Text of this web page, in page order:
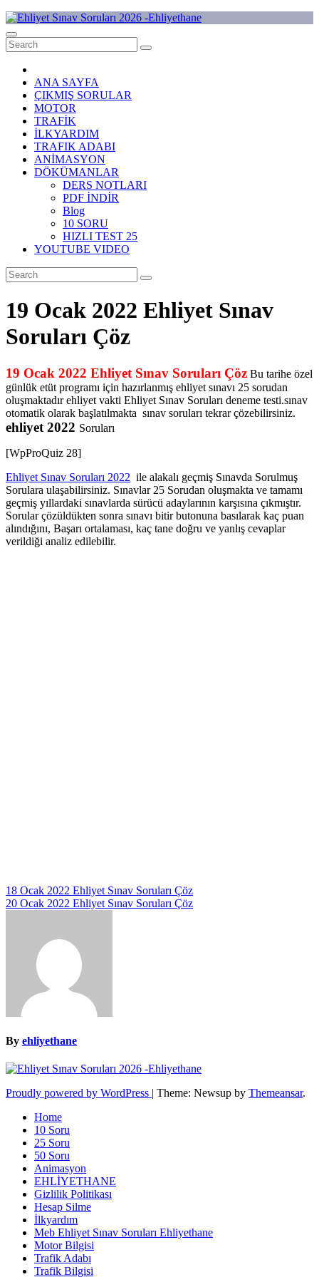
Skip
to
content
Ehliyet Sınav Soruları 2026 -Ehliyethane
ANA SAYFA
ÇIKMIŞ SORULAR
MOTOR
TRAFİK
İLKYARDIM
TRAFIK ADABI
ANİMASYON
DÖKÜMANLAR
DERS NOTLARI
PDF İNDİR
Blog
10 SORU
HIZLI TEST 25
YOUTUBE VIDEO
19 Ocak 2022 Ehliyet Sınav
Soruları Çöz
19 Ocak 2022 Ehliyet Sınav Soruları Çöz Bu tarihe özel
günlük etüt programı için hazırlanmış ehliyet sınavı 25 sorudan
oluşmaktadır ehliyet vakti Ehliyet Sınav Soruları deneme testi.sınav
otomatik olarak başlatılmakta sınav soruları tekrar çözebilirsiniz.
ehliyet 2022 Soruları
[WpProQuiz 28]
Ehliyet Sınav Soruları 2022 ile alakalı geçmiş Sınavda Sorulmuş
Sorulara ulaşabilirsiniz. Sınavlar 25 Sorudan oluşmakta ve tamamı
geçmiş yıllardaki sınavlarda sürücü adaylarının karşısına çıkmıştır.
Sorular çözüldükten sonra sınavı bitir butonuna basılarak kaç puan
alındığını, Başarı ortalaması, kaç tane doğru ve yanlış cevaplar
verildiği analiz edilebilir.
Yazı
gezinmesi
18 Ocak 2022 Ehliyet Sınav Soruları Çöz
20 Ocak 2022 Ehliyet Sınav Soruları Çöz
By ehliyethane
Proudly powered by WordPress | Theme: Newsup by Themeansar.
Home
10 Soru
25 Soru
50 Soru
Animasyon
EHLİYETHANE
Gizlilik Politikası
Hesap Silme
İlkyardım
Meb Ehliyet Sınav Soruları Ehliyethane
Motor Bilgisi
Trafik Adabı
Trafik Bilgisi